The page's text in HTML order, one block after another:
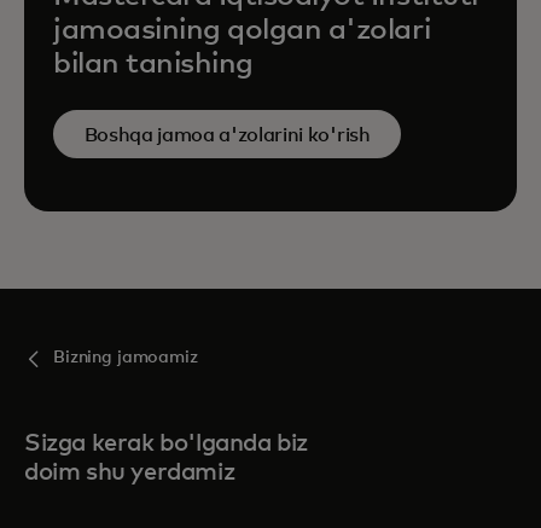
jamoasining qolgan a'zolari
bilan tanishing
Boshqa jamoa a'zolarini ko'rish
Bizning jamoamiz
Sizga kerak bo'lganda biz
doim shu yerdamiz